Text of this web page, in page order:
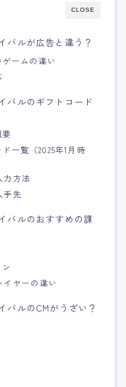
CLOSE
バルが広告と違う？
ームの違い
バルのギフトコード
一覧（2025年1月時
力方法
手先
バルのおすすめの課
ヤーの違い
バルのCMがうざい？